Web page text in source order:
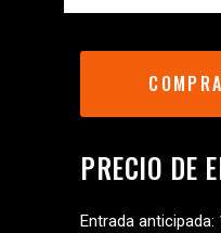
PRECIO DE
Entrada anticipada: